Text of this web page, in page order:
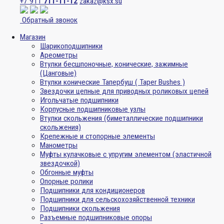
Обратный звонок
Магазин
Шарикоподшипники
Ареометры
Втулки бесшпоночные, конические, зажимные
(Цанговые)
Втулки конические Тапербуш ( Taper Bushes )
Звездочки цепные для приводных роликовых цепей
Игольчатые подшипники
Корпусные подшипниковые узлы
Втулки скольжения (биметаллические подшипники
скольжения)
Крепежные и стопорные элементы
Манометры
Муфты кулачковые с упругим элементом (эластичной
звездочкой)
Обгонные муфты
Опорные ролики
Подшипники для кондиционеров
Подшипники для сельскохозяйственной техники
Подшипники скольжения
Разъемные подшипниковые опоры